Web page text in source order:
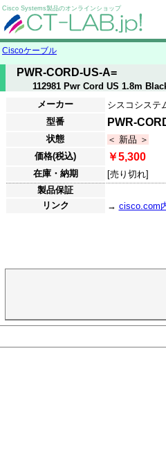
Cisco Systems製品のオンラインショップ
Ciscoケーブル
PWR-CORD-US-A=
112981 Pwr Cord US 1.8m
メーカー
シスコシステ
型番
PWR-
状態
＜ 新品 ＞
価格(税込)
￥5,300
在庫・納期
[売り切れ]
製品保証
リンク
→ cisco.com